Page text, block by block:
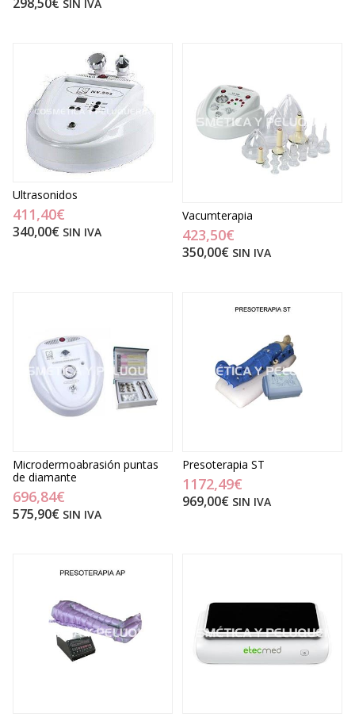
SIN IVA
Ultrasonidos
411,40€
340,00€ SIN IVA
Vacumterapia
423,50€
350,00€ SIN IVA
Microdermoabrasión puntas
de diamante
696,84€
575,90€ SIN IVA
Presoterapia ST
1172,49€
969,00€ SIN IVA